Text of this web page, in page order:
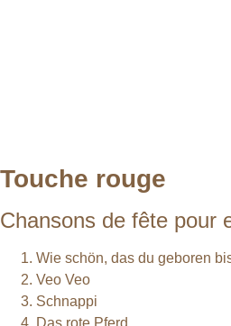
Touche rouge
Chansons de fête pour
Wie schön, das du geboren
Veo Veo
Schnappi